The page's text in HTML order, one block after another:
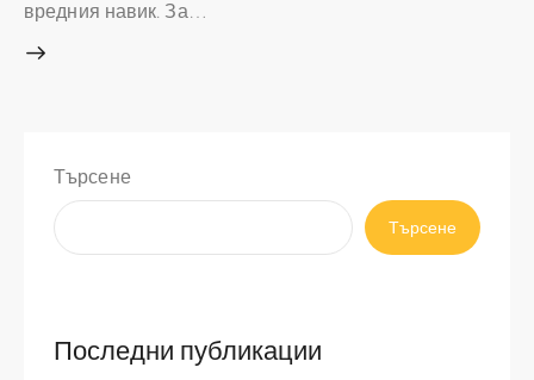
вредния навик. За…
Търсене
Търсене
Последни публикации